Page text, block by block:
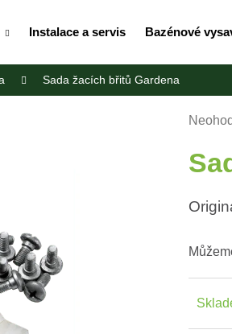
Instalace a servis Bazénové
Sada žacích břitů Gardena
je
z
Co potřebujete najít?